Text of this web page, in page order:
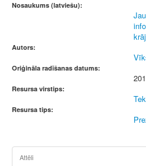
Nosaukums (latviešu):
Autors:
Oriģināla radīšanas datums:
Resursa virstips:
Resursa tips:
Attēli